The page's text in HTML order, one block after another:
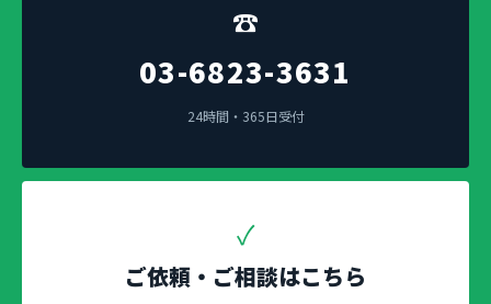
☎
03-6823-3631
24時間・365日受付
✓
ご依頼・ご相談はこちら